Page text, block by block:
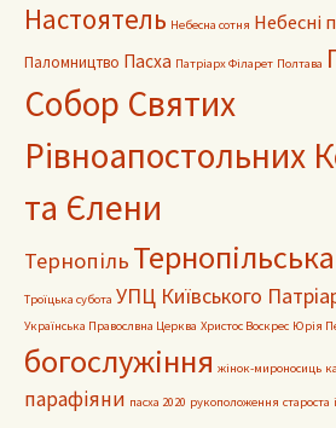
Настоятель Небесна сотня Небесні
Паломництво Пасха Патріарх Філарет Полтава
Собор Святих
Рівноапостольних
та Єлени
Тернопіль
Троїцька субота УПЦ Київського
Українська Правослвна Церква Христос Воскрес Юрія
богослужіння жінок-мироносиць
парафіяни пасха 2020 рукоположення староста